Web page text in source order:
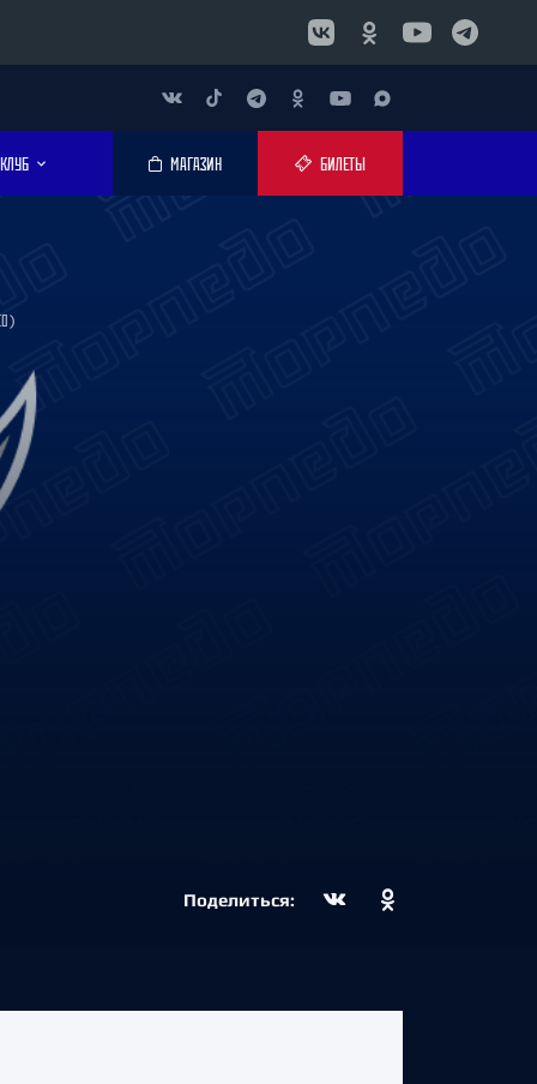
КЛУБ МАГАЗИН БИЛЕТЫ
Поделиться: